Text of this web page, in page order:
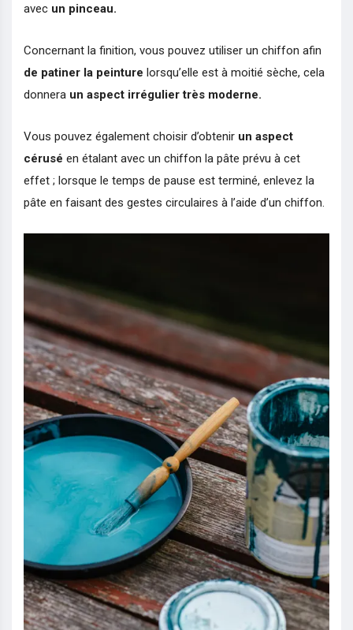
avec un pinceau.
Concernant la finition, vous pouvez utiliser un chiffon afin
de patiner la peinture lorsqu’elle est à moitié sèche, cela
donnera un aspect irrégulier très moderne.
Vous pouvez également choisir d’obtenir un aspect
cérusé en étalant avec un chiffon la pâte prévu à cet
effet ; lorsque le temps de pause est terminé, enlevez la
pâte en faisant des gestes circulaires à l’aide d’un chiffon.